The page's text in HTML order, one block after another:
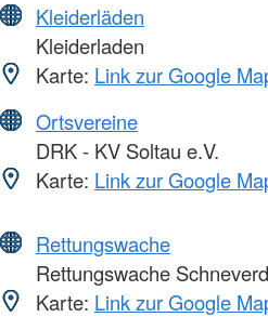
Kleiderläden
Kleiderladen
Karte: Link zur Google
Ortsvereine
DRK - KV Soltau e.V.
Karte: Link zur Google
Rettungswache
Rettungswache
Karte: Link zur Google